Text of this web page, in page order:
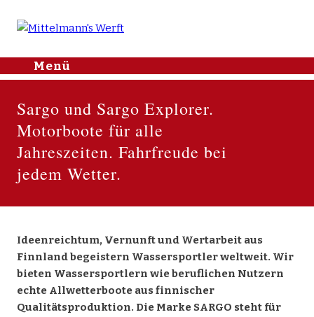
Mittelmann's
Werft
Menü
content
Nachrichten
Yachthafen
Lager & Service
J/Boats
X Shore
Bootshandel
Gebrauchtboote
Kontakt
Sargo und Sargo Explorer.
Motorboote für alle
Jahreszeiten. Fahrfreude bei
jedem Wetter.
Ideenreichtum, Vernunft und Wertarbeit aus
Finnland begeistern Wassersportler weltweit. Wir
bieten Wassersportlern wie beruflichen Nutzern
echte Allwetterboote aus finnischer
Qualitätsproduktion. Die Marke SARGO steht für